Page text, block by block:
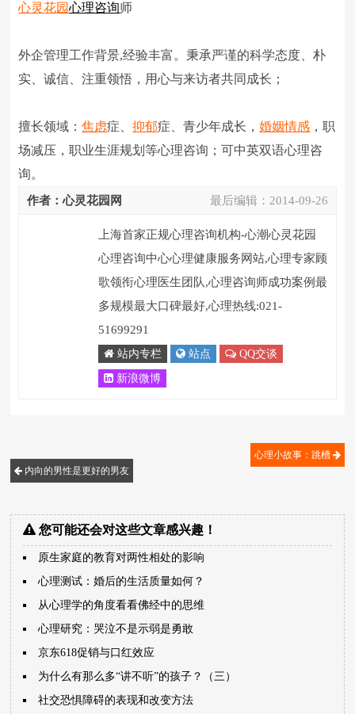
心灵花园心理咨询师
外企管理工作背景,经验丰富。秉承严谨的科学态度、朴
实、诚信、注重领悟，用心与来访者共同成长；
擅长领域：焦虑症、抑郁症、青少年成长，婚姻情感 ，职
场减压，职业生涯规划等心理咨询；可中英双语心理咨
询。
最后编辑： 2014-09-26
作者：心灵花园网
上海首家正规心理咨询机构-心潮心灵花园
心理咨询中心心理健康服务网站,心理专家顾
歌领衔心理医生团队,心理咨询师成功案例最
多规模最大口碑最好,心理热线:021-
51699291
站内专栏 站点 QQ交谈
新浪微博
内向的男性是更好的男友
心理小故事：跳槽
您可能还会对这些文章感兴趣！
原生家庭的教育对两性相处的影响
心理测试：婚后的生活质量如何？
从心理学的角度看看佛经中的思维
心理研究：哭泣不是示弱是勇敢
京东618促销与口红效应
为什么有那么多“讲不听”的孩子？（三）
社交恐惧障碍的表现和改变方法